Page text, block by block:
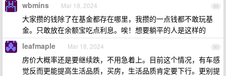
89
wbmins Mar 18, 2024
大家攒的钱除了在基金都存在哪里，我攒的一点钱都不敢玩基
金。只敢放在余额宝吃点利息。唉！想要躺平的人是这样的
90
leafmaple Mar 18, 2024
房价大概率还是要继续跌，不用急着上。目前这个情况，有车感
觉反而更能提高生活品质，买房，生活品质肯定要下行。更别提